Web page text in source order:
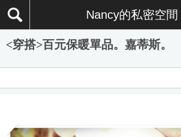
Nancy的私密空間
<穿搭>百元保暖單品。嘉蒂斯。